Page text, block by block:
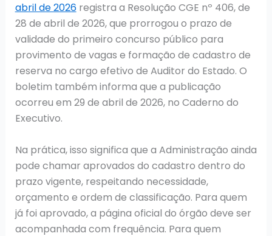
abril de 2026registra a Resolução CGE nº 406, de
28 de abril de 2026, que prorrogou o prazo de
validade do primeiro concurso público para
provimento de vagas e formação de cadastro de
reserva no cargo efetivo de Auditor do Estado. O
boletim também informa que a publicação
ocorreu em 29 de abril de 2026, no Caderno do
Executivo.
Na prática, isso significa que a Administração ainda
pode chamar aprovados do cadastro dentro do
prazo vigente, respeitando necessidade,
orçamento e ordem de classificação. Para quem
já foi aprovado, a página oficial do órgão deve ser
acompanhada com frequência. Para quem